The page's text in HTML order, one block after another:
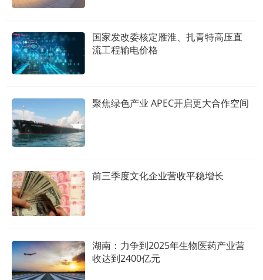
国家发改委核定雁淮、扎青特高压直
流工程输电价格
聚焦绿色产业 APEC开启更大合作空间
前三季度文化企业营收平稳增长
湖南：力争到2025年生物医药产业营
收达到2400亿元